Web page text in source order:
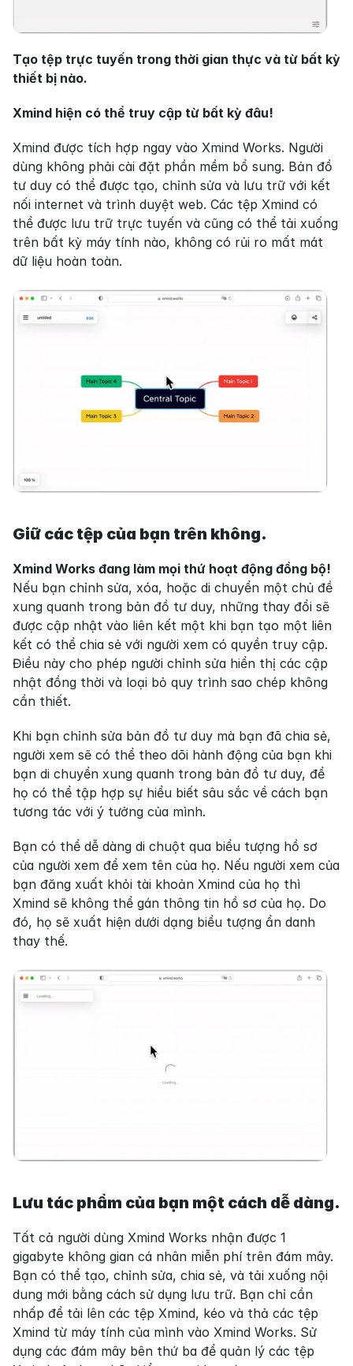
Tạo tệp trực tuyến trong thời gian thực và từ bất kỳ
thiết bị nào.
Xmind hiện có thể truy cập từ bất kỳ đâu!
Xmind được tích hợp ngay vào Xmind Works. Người
dùng không phải cài đặt phần mềm bổ sung. Bản đồ
tư duy có thể được tạo, chỉnh sửa và lưu trữ với kết
nối internet và trình duyệt web. Các tệp Xmind có
thể được lưu trữ trực tuyến và cũng có thể tải xuống
trên bất kỳ máy tính nào, không có rủi ro mất mát
dữ liệu hoàn toàn.
Giữ các tệp của bạn trên không.
Xmind Works đang làm mọi thứ hoạt động đồng bộ!
Nếu bạn chỉnh sửa, xóa, hoặc di chuyển một chủ đề
xung quanh trong bản đồ tư duy, những thay đổi sẽ
được cập nhật vào liên kết một khi bạn tạo một liên
kết có thể chia sẻ với người xem có quyền truy cập.
Điều này cho phép người chỉnh sửa hiển thị các cập
nhật đồng thời và loại bỏ quy trình sao chép không
cần thiết.
Khi bạn chỉnh sửa bản đồ tư duy mà bạn đã chia sẻ,
người xem sẽ có thể theo dõi hành động của bạn khi
bạn di chuyển xung quanh trong bản đồ tư duy, để
họ có thể tập hợp sự hiểu biết sâu sắc về cách bạn
tương tác với ý tưởng của mình.
Bạn có thể dễ dàng di chuột qua biểu tượng hồ sơ
của người xem để xem tên của họ. Nếu người xem của
bạn đăng xuất khỏi tài khoản Xmind của họ thì
Xmind sẽ không thể gán thông tin hồ sơ của họ. Do
đó, họ sẽ xuất hiện dưới dạng biểu tượng ẩn danh
thay thế.
Lưu tác phẩm của bạn một cách dễ dàng.
Tất cả người dùng Xmind Works nhận được 1
gigabyte không gian cá nhân miễn phí trên đám mây.
Bạn có thể tạo, chỉnh sửa, chia sẻ, và tải xuống nội
dung mới bằng cách sử dụng lưu trữ. Bạn chỉ cần
nhấp để tải lên các tệp Xmind, kéo và thả các tệp
Xmind từ máy tính của mình vào Xmind Works. Sử
dụng các đám mây bên thứ ba để quản lý các tệp